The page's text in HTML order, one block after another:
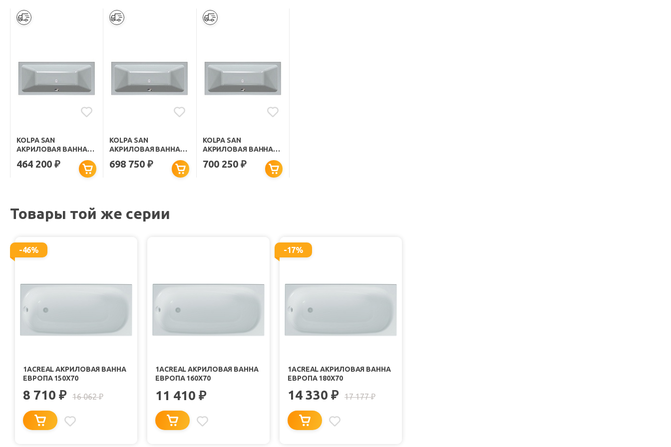
KOLPA SAN
АКРИЛОВАЯ ВАННА
ELEKTRA SPECIAL
170X80
464 200₽
KOLPA SAN
АКРИЛОВАЯ ВАННА
ELEKTRA LUXUS
170X75
698 750₽
KOLPA SAN
АКРИЛОВАЯ ВАННА
ELEKTRA LUXUS
170X80
700 250 ₽
Товары той же серии
-46%
1ACREAL АКРИЛОВАЯ ВАННА
ЕВРОПА 150X70
8 710 ₽ 16 062₽
1ACREAL АКРИЛОВАЯ ВАННА
ЕВРОПА 160X70
11 410 ₽
-17%
1ACREAL АКРИЛОВАЯ ВАННА
ЕВРОПА 180X70
14 330 ₽ 17 177₽